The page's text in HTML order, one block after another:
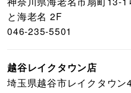
と海老名 2F
046-235-5501
越谷レイクタウン店
埼玉県越谷市レイクタウン